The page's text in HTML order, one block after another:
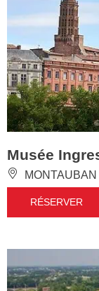
Musée
MONTAUBAN
RÉSERVER